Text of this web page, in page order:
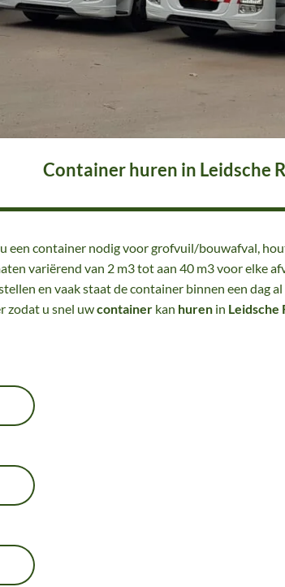
Container huren in Leidsche
een container nodig voor grofvuil/bouwafval,
variërend van 2 m3 tot aan 40 m3 voor elke
en vaak staat de container binnen een dag
zodat u snel uwcontainer kan huren in Leidsche